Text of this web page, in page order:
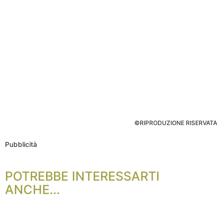
©RIPRODUZIONE RISERVATA
Pubblicità
POTREBBE INTERESSARTI
ANCHE...